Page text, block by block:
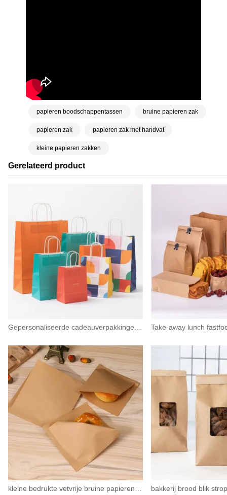
Gerelateerd product
papieren boodschappentassen bruine papieren zak
papieren zak papieren zak met handvat
kleine papieren zakken